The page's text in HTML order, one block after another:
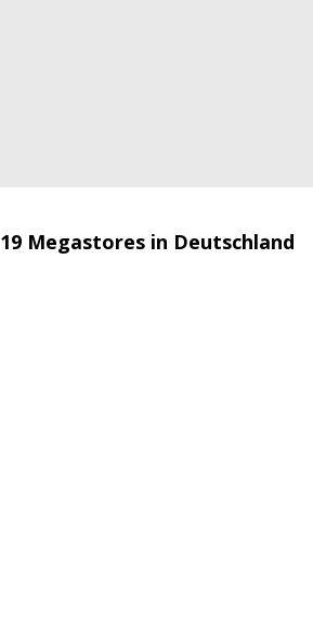
19 Megastores in Deutschland